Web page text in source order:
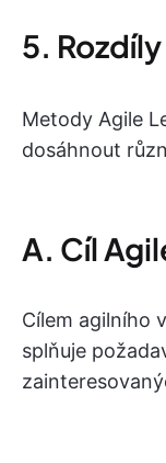
5.
Metody Agile
dosáhnout
A. Cíl
Cílem agilního
splňuje